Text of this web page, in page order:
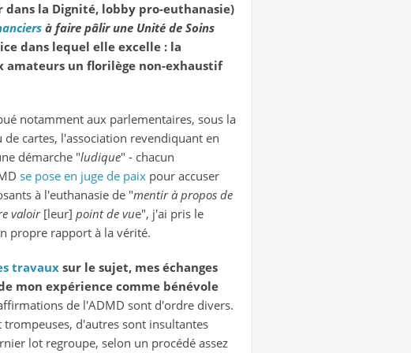
la Dignité, lobby pro-euthanasie)
à faire pâlir une Unité de Soins
dans lequel elle excelle : la
amateurs un florilège non-exhaustif
notamment aux parlementaires, sous la
cartes, l'association revendiquant en
démarche "ludique" - chacun
se pose en juge de paix pour accuser
à l'euthanasie de "mentir à propos de
valoir [leur] point de vue", j'ai pris le
propre rapport à la vérité.
travauxsur le sujet, mes échanges
mon expérience comme bénévole
de l'ADMD sont d'ordre divers.
trompeuses, d'autres sont insultantes
lot regroupe, selon un procédé assez